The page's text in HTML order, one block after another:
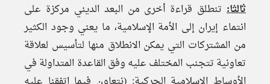
ثالثا: تنطلق قراءة أخرى من البعد الديني مركزة على
انتماء إيران إلى الأمة الإسلامية، ما يعني وجود الكثير
من المشتركات التي يمكن الانطلاق منها لتأسيس لعلاقة
تعاونية تتجنب المختلف عليه وفق القاعدة المتداولة في